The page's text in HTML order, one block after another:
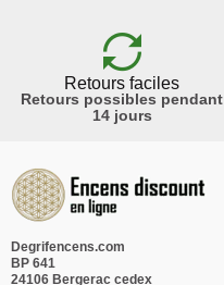
Retours faciles
Retours possibles pendant
14 jours
Degrifencens.com
BP 641
24106 Bergerac cedex